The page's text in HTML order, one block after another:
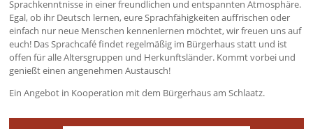
Sprachkenntnisse in einer freundlichen und entspannten Atmosphäre.
Egal, ob ihr Deutsch lernen, eure Sprachfähigkeiten auffrischen oder
einfach nur neue Menschen kennenlernen möchtet, wir freuen uns auf
euch! Das Sprachcafé findet regelmäßig im Bürgerhaus statt und ist
offen für alle Altersgruppen und Herkunftsländer. Kommt vorbei und
genießt einen angenehmen Austausch!
Ein Angebot in Kooperation mit dem Bürgerhaus am Schlaatz.